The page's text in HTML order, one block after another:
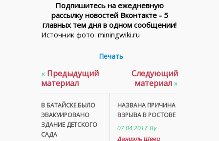
Подпишитесь на ежедневную
рассылку новостей Вконтакте - 5
главных тем дня в одном сообщении!
Источник фото: miningwiki.ru
Печать
« Предыдущий
материал
В БАТАЙСКЕ БЫЛО
ЭВАКУИРОВАНО
ЗДАНИЕ ДЕТСКОГО
САДА
Следующий
материал»
НАЗВАНА ПРИЧИНА
ВЗРЫВА В РОСТОВЕ
07.04.2017 By
Даниэль Швец